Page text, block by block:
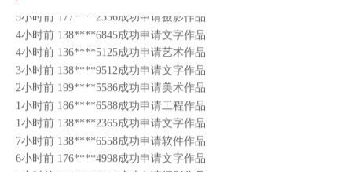
4小时前 138****6845成功申请文字作品
4小时前 136****5125成功申请艺术作品
3小时前 138****9512成功申请文字作品
2小时前 199****5586成功申请美术作品
1小时前 186****6588成功申请工程作品
1小时前 138****2365成功申请文字作品
7小时前 138****6558成功申请软件作品
6小时前 176****4998成功申请文字作品
5小时前 177****2336成功申请摄影作品